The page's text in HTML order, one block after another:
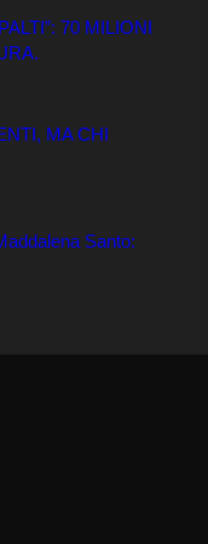
70 MILIONI
MA CHI
Santo: